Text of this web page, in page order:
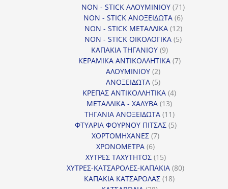
προϊόντα
NON - STICK ΑΛΟΥΜΙΝΙΟΥ 7171
προϊόντα
NON - STICK ΑΝΟΞΕΙΔΩΤΑ 66
προϊόντα
NON - STICK ΜΕΤΑΛΛΙΚΑ 1212
προϊόντα
NON - STICK ΟΙΚΟΛΟΓΙΚΑ 55
ΚΑΠΑΚΙΑ ΤΗΓΑΝΙΟΥ 99
προϊόντα
ΚΕΡΑΜΙΚΑ ΑΝΤΙΚΟΛΛΗΤΙΚΑ 77
ΑΛΟΥΜΙΝΙΟΥ 22
προϊόντα
ΑΝΟΞΕΙΔΩΤΑ 55
προϊόντα
ΚΡΕΠΑΣ ΑΝΤΙΚΟΛΛΗΤΙΚΑ 44
ΜΕΤΑΛΛΙΚΑ - ΧΑΛΥΒΑ 1313
προϊόντα
ΤΗΓΑΝΙΑ ΑΝΟΞΕΙΔΩΤΑ 1111
προϊόντα
ΦΤΥΑΡΙΑ ΦΟΥΡΝΟΥ ΠΙΤΣΑΣ 55
ΧΟΡΤΟΜΗΧΑΝΕΣ 77
ΧΡΟΝΟΜΕΤΡΑ 66
προϊόντα
ΧΥΤΡΕΣ ΤΑΧΥΤΗΤΟΣ 1515
προϊόντα
ΧΥΤΡΕΣ-ΚΑΤΣΑΡΟΛΕΣ-ΚΑΠΑΚΙΑ 8080
ΚΑΠΑΚΙΑ ΚΑΤΣΑΡΟΛΑΣ 1818